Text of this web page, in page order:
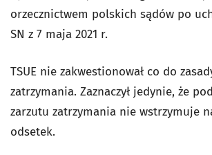
orzecznictwem polskich sądów po
SN z 7 maja 2021 r.
TSUE nie zakwestionował co do
zatrzymania. Zaznaczył jedynie, że
zarzutu zatrzymania nie wstrzymuje
odsetek.